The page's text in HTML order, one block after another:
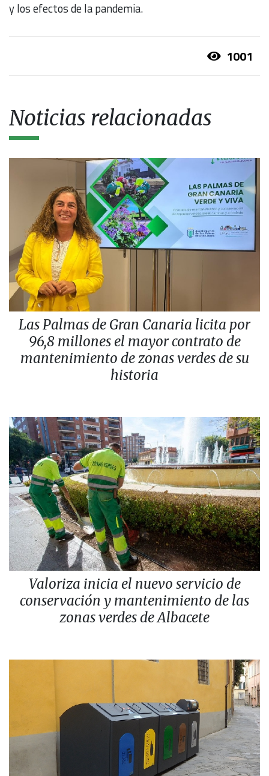
y los efectos de la pandemia.
1001
Noticias relacionadas
Las Palmas de Gran Canaria licita por
96,8 millones el mayor contrato de
mantenimiento de zonas verdes de su
historia
Valoriza inicia el nuevo servicio de
conservación y mantenimiento de las
zonas verdes de Albacete